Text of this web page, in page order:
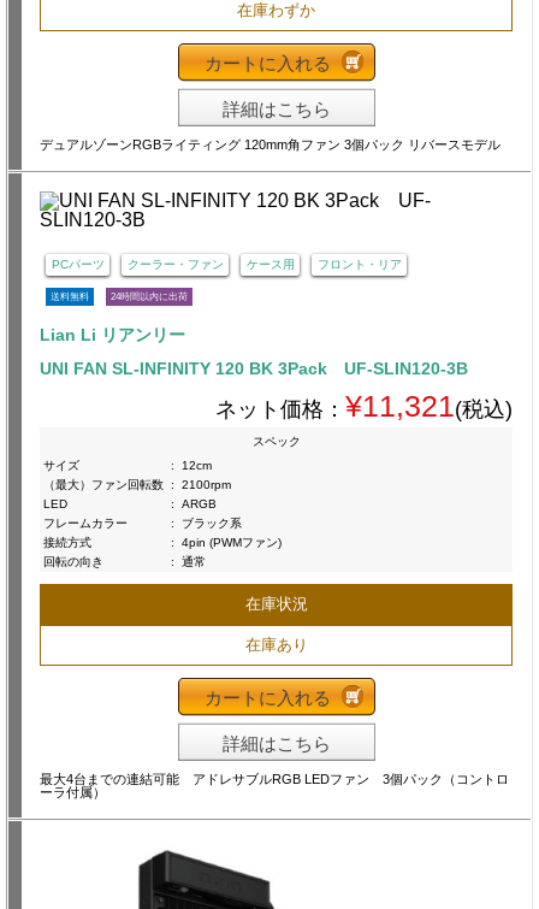
在庫わずか
カートに入れる
詳細はこちら
デュアルゾーンRGBライティング 120mm角ファン 3個パック リバースモデル
PCパーツ クーラー・ファン ケース用 フロント・リア
送料無料 24時間以内に出荷
Lian Li リアンリー
UNI FAN SL-INFINITY 120 BK 3Pack UF-SLIN120-3B
ネット価格： ¥11,321(税込)
スペック
サイズ
:
12cm
（最大）ファン回転数 :
2100rpm
LED
:
ARGB
フレームカラー
:
ブラック系
接続方式
:
4pin (PWMファン)
回転の向き
: 通常
在庫状況
在庫あり
カートに入れる
詳細はこちら
最大4台までの連結可能 アドレサブルRGB LEDファン 3個パック（コントロ
ーラ付属）